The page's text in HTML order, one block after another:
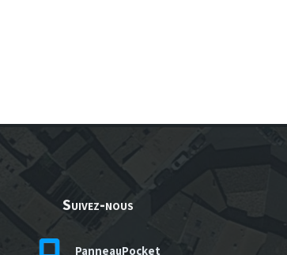
Suivez-nous
PanneauPocket